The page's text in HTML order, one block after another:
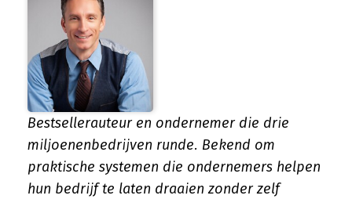
Bestsellerauteur en ondernemer die drie
miljoenenbedrijven runde. Bekend om
praktische systemen die ondernemers helpen
hun bedrijf te laten draaien zonder zelf